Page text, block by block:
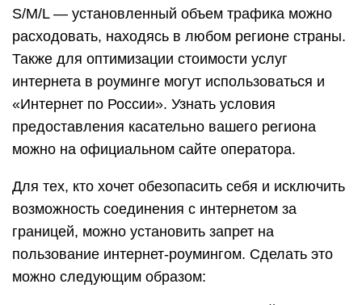
S/M/L — установленный объем трафика можно
расходовать, находясь в любом регионе страны.
Также для оптимизации стоимости услуг
интернета в роуминге могут использоваться и
«Интернет по России». Узнать условия
предоставления касательно вашего региона
можно на официальном сайте оператора.
Для тех, кто хочет обезопасить себя и исключить
возможность соединения с интернетом за
границей, можно установить запрет на
пользование интернет-роумингом. Сделать это
можно следующим образом: